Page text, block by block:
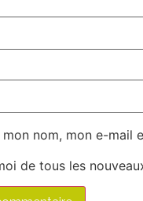
mon nom, mon e-mail
de tous les